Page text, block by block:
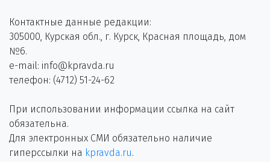
Контактные данные редакции:
305000, Курская обл., г. Курск, Красная площадь, дом
№6.
e-mail: info@kpravda.ru
телефон: (4712) 51-24-62
При использовании информации ссылка на сайт
обязательна.
Для электронных СМИ обязательно наличие
гиперссылки на kpravda.ru.